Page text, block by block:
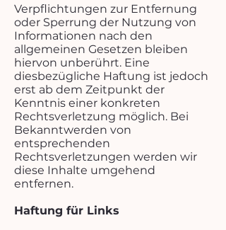
Verpflichtungen zur Entfernung
oder Sperrung der Nutzung von
Informationen nach den
allgemeinen Gesetzen bleiben
hiervon unberührt. Eine
diesbezügliche Haftung ist jedoch
erst ab dem Zeitpunkt der
Kenntnis einer konkreten
Rechtsverletzung möglich. Bei
Bekanntwerden von
entsprechenden
Rechtsverletzungen werden wir
diese Inhalte umgehend
entfernen.
Haftung für Links